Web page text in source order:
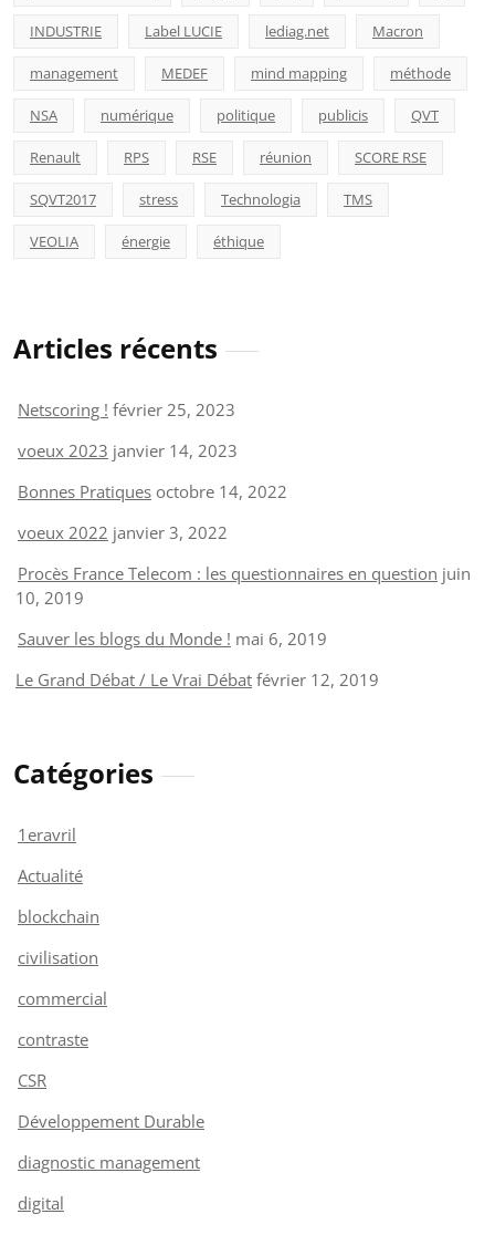
INDUSTRIE Label LUCIE lediag.net Macron
management MEDEF mind mapping méthode
NSA numérique politique publicis QVT
Renault RPS RSE réunion SCORE RSE
SQVT2017 stress Technologia TMS
VEOLIA énergie éthique
Articles récents
Netscoring ! février 25, 2023
voeux 2023 janvier 14, 2023
Bonnes Pratiques octobre 14, 2022
voeux 2022 janvier 3, 2022
Procès France Telecom : les questionnaires en question juin
10, 2019
Sauver les blogs du Monde ! mai 6, 2019
Le Grand Débat / Le Vrai Débat février 12, 2019
Catégories
1eravril
Actualité
blockchain
civilisation
commercial
contraste
CSR
Développement Durable
diagnostic management
digital